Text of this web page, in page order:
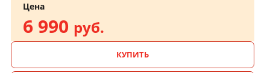
Цена
6 990 руб.
КУПИТЬ